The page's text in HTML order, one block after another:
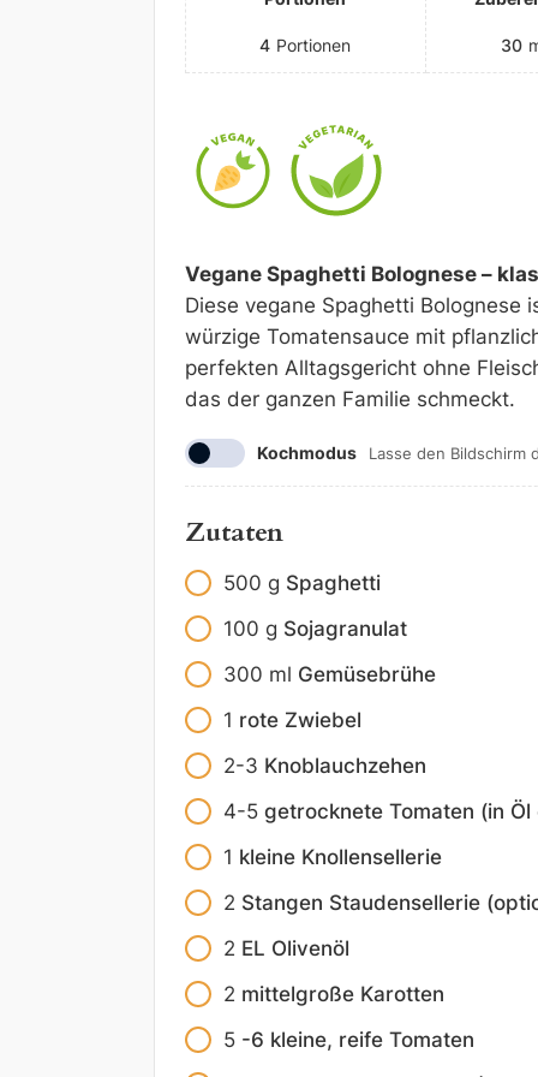
4 Portionen 30
Vegane Spaghetti Bolognese –
Diese vegane Spaghetti Bolognese
würzige Tomatensauce mit
perfekten Alltagsgericht ohne
das der ganzen Familie schmeckt.
Kochmodus Lasse den Bildschirm
Zutaten
500 g Spaghetti
100 g Sojagranulat
300 ml Gemüsebrühe
1 rote Zwiebel
2-3 Knoblauchzehen
4-5 getrocknete Tomaten (in
1 kleine Knollensellerie
2 Stangen Staudensellerie
2 EL Olivenöl
2 mittelgroße Karotten
5 -6 kleine, reife Tomaten